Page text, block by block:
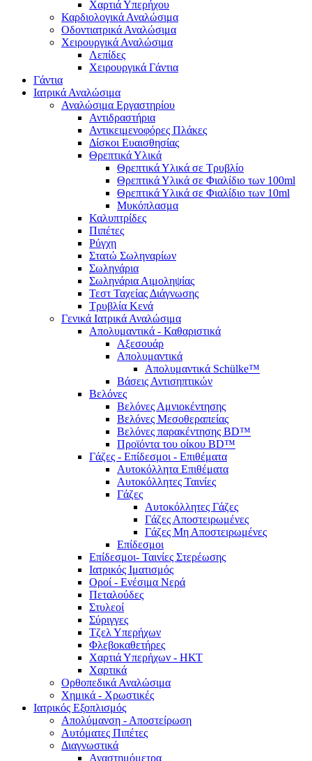
Χαρτιά Υπερήχου
Καρδιολογικά Αναλώσιμα
Οδοντιατρικά Αναλώσιμα
Χειρουργικά Αναλώσιμα
Λεπίδες
Χειρουργικά Γάντια
Γάντια
Ιατρικά Αναλώσιμα
Αναλώσιμα Εργαστηρίου
Αντιδραστήρια
Αντικειμενοφόρες Πλάκες
Δίσκοι Ευαισθησίας
Θρεπτικά Υλικά
Θρεπτικά Υλικά σε Τρυβλίο
Θρεπτικά Υλικά σε Φιαλίδιο των 100ml
Θρεπτικά Υλικά σε Φιαλίδιο των 10ml
Μυκόπλασμα
Καλυπτρίδες
Πιπέτες
Ρύγχη
Στατώ Σωληναρίων
Σωληνάρια
Σωληνάρια Αιμοληψίας
Τεστ Ταχείας Διάγνωσης
Τρυβλία Κενά
Γενικά Ιατρικά Αναλώσιμα
Απολυμαντικά - Καθαριστικά
Αξεσουάρ
Απολυμαντικά
Απολυμαντικά Schülke™
Βάσεις Αντισηπτικών
Βελόνες
Βελόνες Αμνιοκέντησης
Βελόνες Μεσοθεραπείας
Βελόνες παρακέντησης BD™
Προϊόντα του οίκου BD™
Γάζες - Επίδεσμοι - Επιθέματα
Αυτοκόλλητα Επιθέματα
Αυτοκόλλητες Ταινίες
Γάζες
Αυτοκόλλητες Γάζες
Γάζες Αποστειρωμένες
Γάζες Μη Αποστειρωμένες
Επίδεσμοι
Επίδεσμοι- Ταινίες Στερέωσης
Ιατρικός Ιματισμός
Οροί - Ενέσιμα Νερά
Πεταλούδες
Στυλεοί
Σύριγγες
Τζελ Υπερήχων
Φλεβοκαθετήρες
Χαρτιά Υπερήχων - ΗΚΤ
Χαρτικά
Ορθοπεδικά Αναλώσιμα
Χημικά - Χρωστικές
Ιατρικός Εξοπλισμός
Απολύμανση - Αποστείρωση
Αυτόματες Πιπέτες
Διαγνωστικά
Αναστημόμετρα